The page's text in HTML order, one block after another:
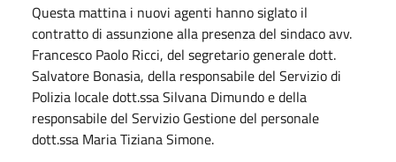
Questa mattina i nuovi agenti hanno siglato il
contratto di assunzione alla presenza del sindaco avv.
Francesco Paolo Ricci, del segretario generale dott.
Salvatore Bonasia, della responsabile del Servizio di
Polizia locale dott.ssa Silvana Dimundo e della
responsabile del Servizio Gestione del personale
dott.ssa Maria Tiziana Simone.